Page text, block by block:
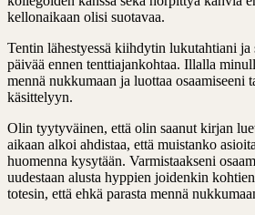
kellonaikaan olisi suotavaa.
Tentin lähestyessä kiihdytin lukutahtiani ja
päivää ennen tenttiajankohtaa. Illalla
mennä nukkumaan ja luottaa osaamiseeni
käsittelyyn.
Olin tyytyväinen, että olin saanut kirjan
aikaan alkoi ahdistaa, että muistanko
huomenna kysytään. Varmistaakseni
uudestaan alusta hyppien joidenkin
totesin, että ehkä parasta mennä